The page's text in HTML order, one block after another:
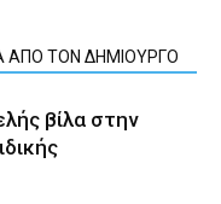
ΑΠΟ ΤΟΝ ΔΗΜΙΟΥΡΓΟ
βίλα στην